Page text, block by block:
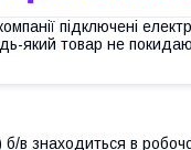
підключені
який товар не
знаходиться в